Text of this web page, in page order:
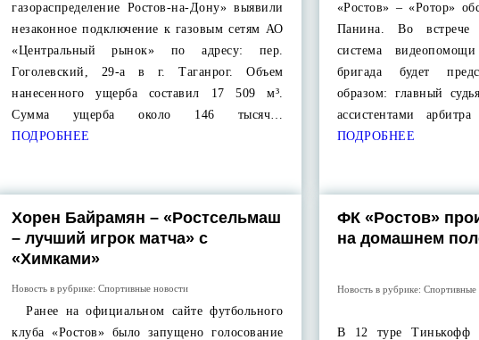
газораспределение Ростов-на-Дону» выявили
незаконное подключение к газовым сетям АО
«Центральный рынок» по адресу: пер.
Гоголевский, 29-а в г. Таганрог. Объем
нанесенного ущерба составил 17 509 м³.
Сумма ущерба около 146 тысяч…
ПОДРОБНЕЕ
«Ростов» – «Ротор»
Панина. Во встрече
система
бригада будет
образом: главный
ассистентами
ПОДРОБНЕЕ
Хорен Байрамян – «Ростсельмаш
– лучший игрок матча» с
«Химками»
Новость в рубрике:Спортивные новости
Ранее на официальном сайте футбольного
клуба «Ростов» было запущено голосование
ФК «Ростов»
на домашнем
Новость в рубрике: Спортивные
В 12 туре Тинькофф